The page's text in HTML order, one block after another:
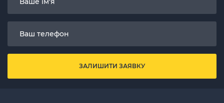
ЗАЛИШИТИ ЗАЯВКУ